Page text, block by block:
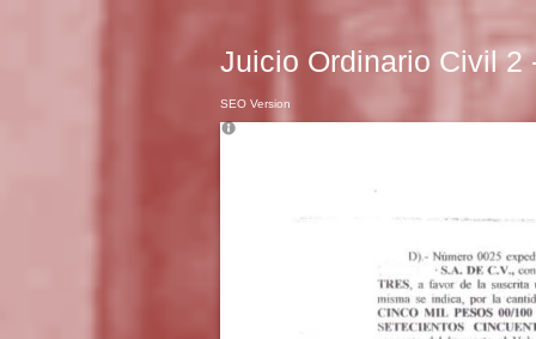
Juicio Ordinario Civil 2
SEO Version